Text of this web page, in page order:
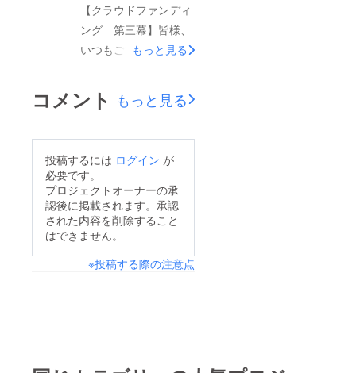
における「大政奉還」
の流れを追った話と
なっており、一般的に
後藤象二郎の10ヶ月も
ります。「倒幕」を巡
る各藩の思惑を楽しん
で読んで頂けたら幸い
です。クラウドファン
ディングは現在【第三
幕】を進行中です。詳
しくはこちらから
↓https://camp-
【クラウドファンディ
ング 第三幕】皆様、
いつもご支援を頂きま
ざいます。現在進行中
のプロジェクト【「広
間省三〜』】のクラウ
ドファンディング第三
幕（第三回）を記し
て、イメージポスター
ジェクトは第6章『大
れからも頑張っていき
もっと見る
コメント もっと見る
投稿するには ログイン が
必要です。
プロジェクトオーナーの承
認後に掲載されます。承認
された内容を削除すること
はできません。
※投稿する際の注意点